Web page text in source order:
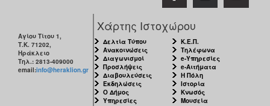
Αγίου Τίτου 1,
Τ.Κ. 71202,
Ηράκλειο
Τηλ.: 2813-409000
email:info@heraklion.gr
Χάρτης Ιστοχώρου
Δελτία Τύπου
Ανακοινώσεις
Διαγωνισμοί
Προσλήψεις
Διαβουλεύσεις
Εκδηλώσεις
Ο Δήμος
Υπηρεσίες
Κ.Ε.Π.
Τηλέφωνα
e-Υπηρεσίες
e-Αιτήματα
Η Πόλη
Ιστορία
Κνωσός
Μουσεία